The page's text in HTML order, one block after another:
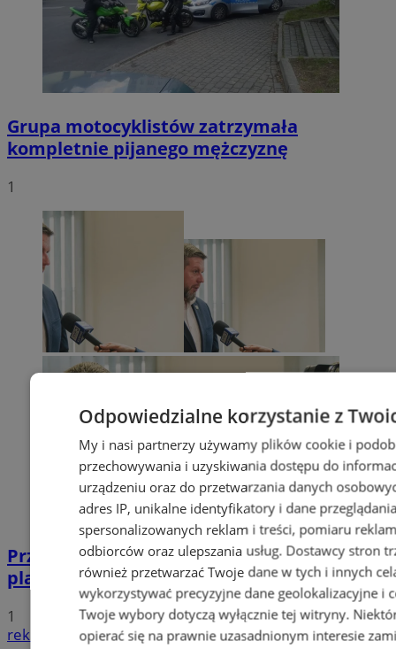
Grupa motocyklistów zatrzymała
kompletnie pijanego mężczyznę
1
Przyszłość Wodzisławia Śląskiego:
planowane inwestycje na 2025 rok
1
reklama
Odpowiedzialne korzystanie z
My i nasi partnerzy używamy plików cookie i
przechowywania i uzyskiwania dostępu do
urządzeniu oraz do przetwarzania danych
adres IP, unikalne identyfikatory i dane
spersonalizowanych reklam i treści, pomiaru
odbiorców oraz ulepszania usług. Dostawcy stron
również przetwarzać Twoje dane w tych i innych
wykorzystywać precyzyjne dane geolokalizacyjne i
Twoje wybory dotyczą wyłącznie tej witryny.
opierać się na prawnie uzasadnionym interesie